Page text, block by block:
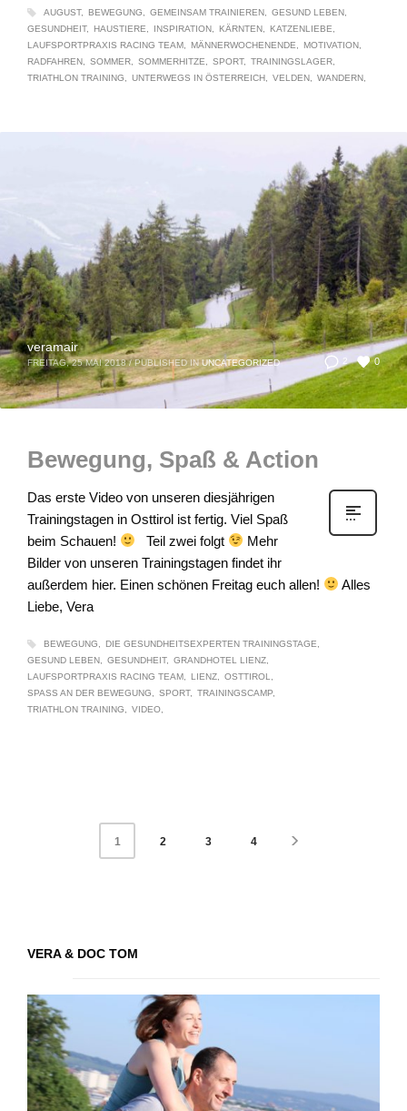
AUGUST BEWEGUNG GEMEINSAM TRAINIEREN
GESUND LEBEN
GESUNDHEIT
HAUSTIERE INSPIRATION KÄRNTEN
KATZENLIEBE
LAUFSPORTPRAXIS RACING TEAM
MÄNNERWOCHENENDE
MOTIVATION
RADFAHREN
SOMMER SOMMERHITZE SPORT
TRAININGSLAGER
TRIATHLON TRAINING
UNTERWEGS IN ÖSTERREICH VELDEN WANDERN
2 0
veramair
FREITAG, 25 MAI 2018 / PUBLISHED IN UNCATEGORIZED
Bewegung, Spaß & Action
Das erste Video von unseren diesjährigen
Trainingstagen in Osttirol ist fertig. Viel Spaß
beim Schauen!
Teil zwei folgt
Mehr
Bilder von unseren Trainingstagen findet ihr
außerdem hier. Einen schönen Freitag euch allen!
Alles
Liebe, Vera
BEWEGUNG
DIE GESUNDHEITSEXPERTEN TRAININGSTAGE
GESUND LEBEN
GESUNDHEIT
GRANDHOTEL LIENZ
LAUFSPORTPRAXIS RACING TEAM
LIENZ
OSTTIROL
SPASS AN DER BEWEGUNG
SPORT
TRAININGSCAMP
TRIATHLON TRAINING
VIDEO
1 2 3 4
VERA & DOC TOM